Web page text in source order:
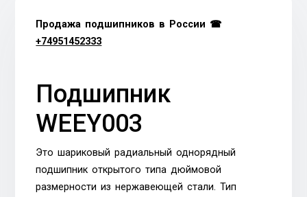
Продажа подшипников в России ☎
+74951452333
Подшипник
WEEY003
Это шариковый радиальный однорядный
подшипник открытого типа дюймовой
размерности из нержавеющей стали. Тип